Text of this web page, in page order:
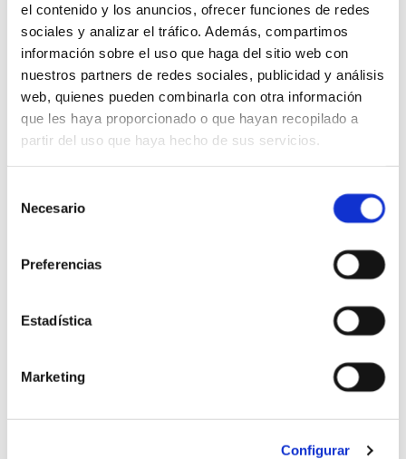
el contenido y los anuncios, ofrecer funciones de redes
sociales y analizar el tráfico. Además, compartimos
información sobre el uso que haga del sitio web con
nuestros partners de redes sociales, publicidad y análisis
web, quienes pueden combinarla con otra información
que les haya proporcionado o que hayan recopilado a
partir del uso que haya hecho de sus servicios.
Necesario
Preferencias
Estadística
Marketing
Configurar
Desde Basetis, las personas que hemos estado
implicadas en la iniciativa agradecemos
enormemente a las41 basetianas y
basetianosque se han sumado a la acción
este año. Entendemos que aun siendo un año
complicado no hemos dejado que las
circunstancias nos dejen ser mejores personas.
Foto: Unsplash
compromís social
compromiso social
Persones
Comentaris